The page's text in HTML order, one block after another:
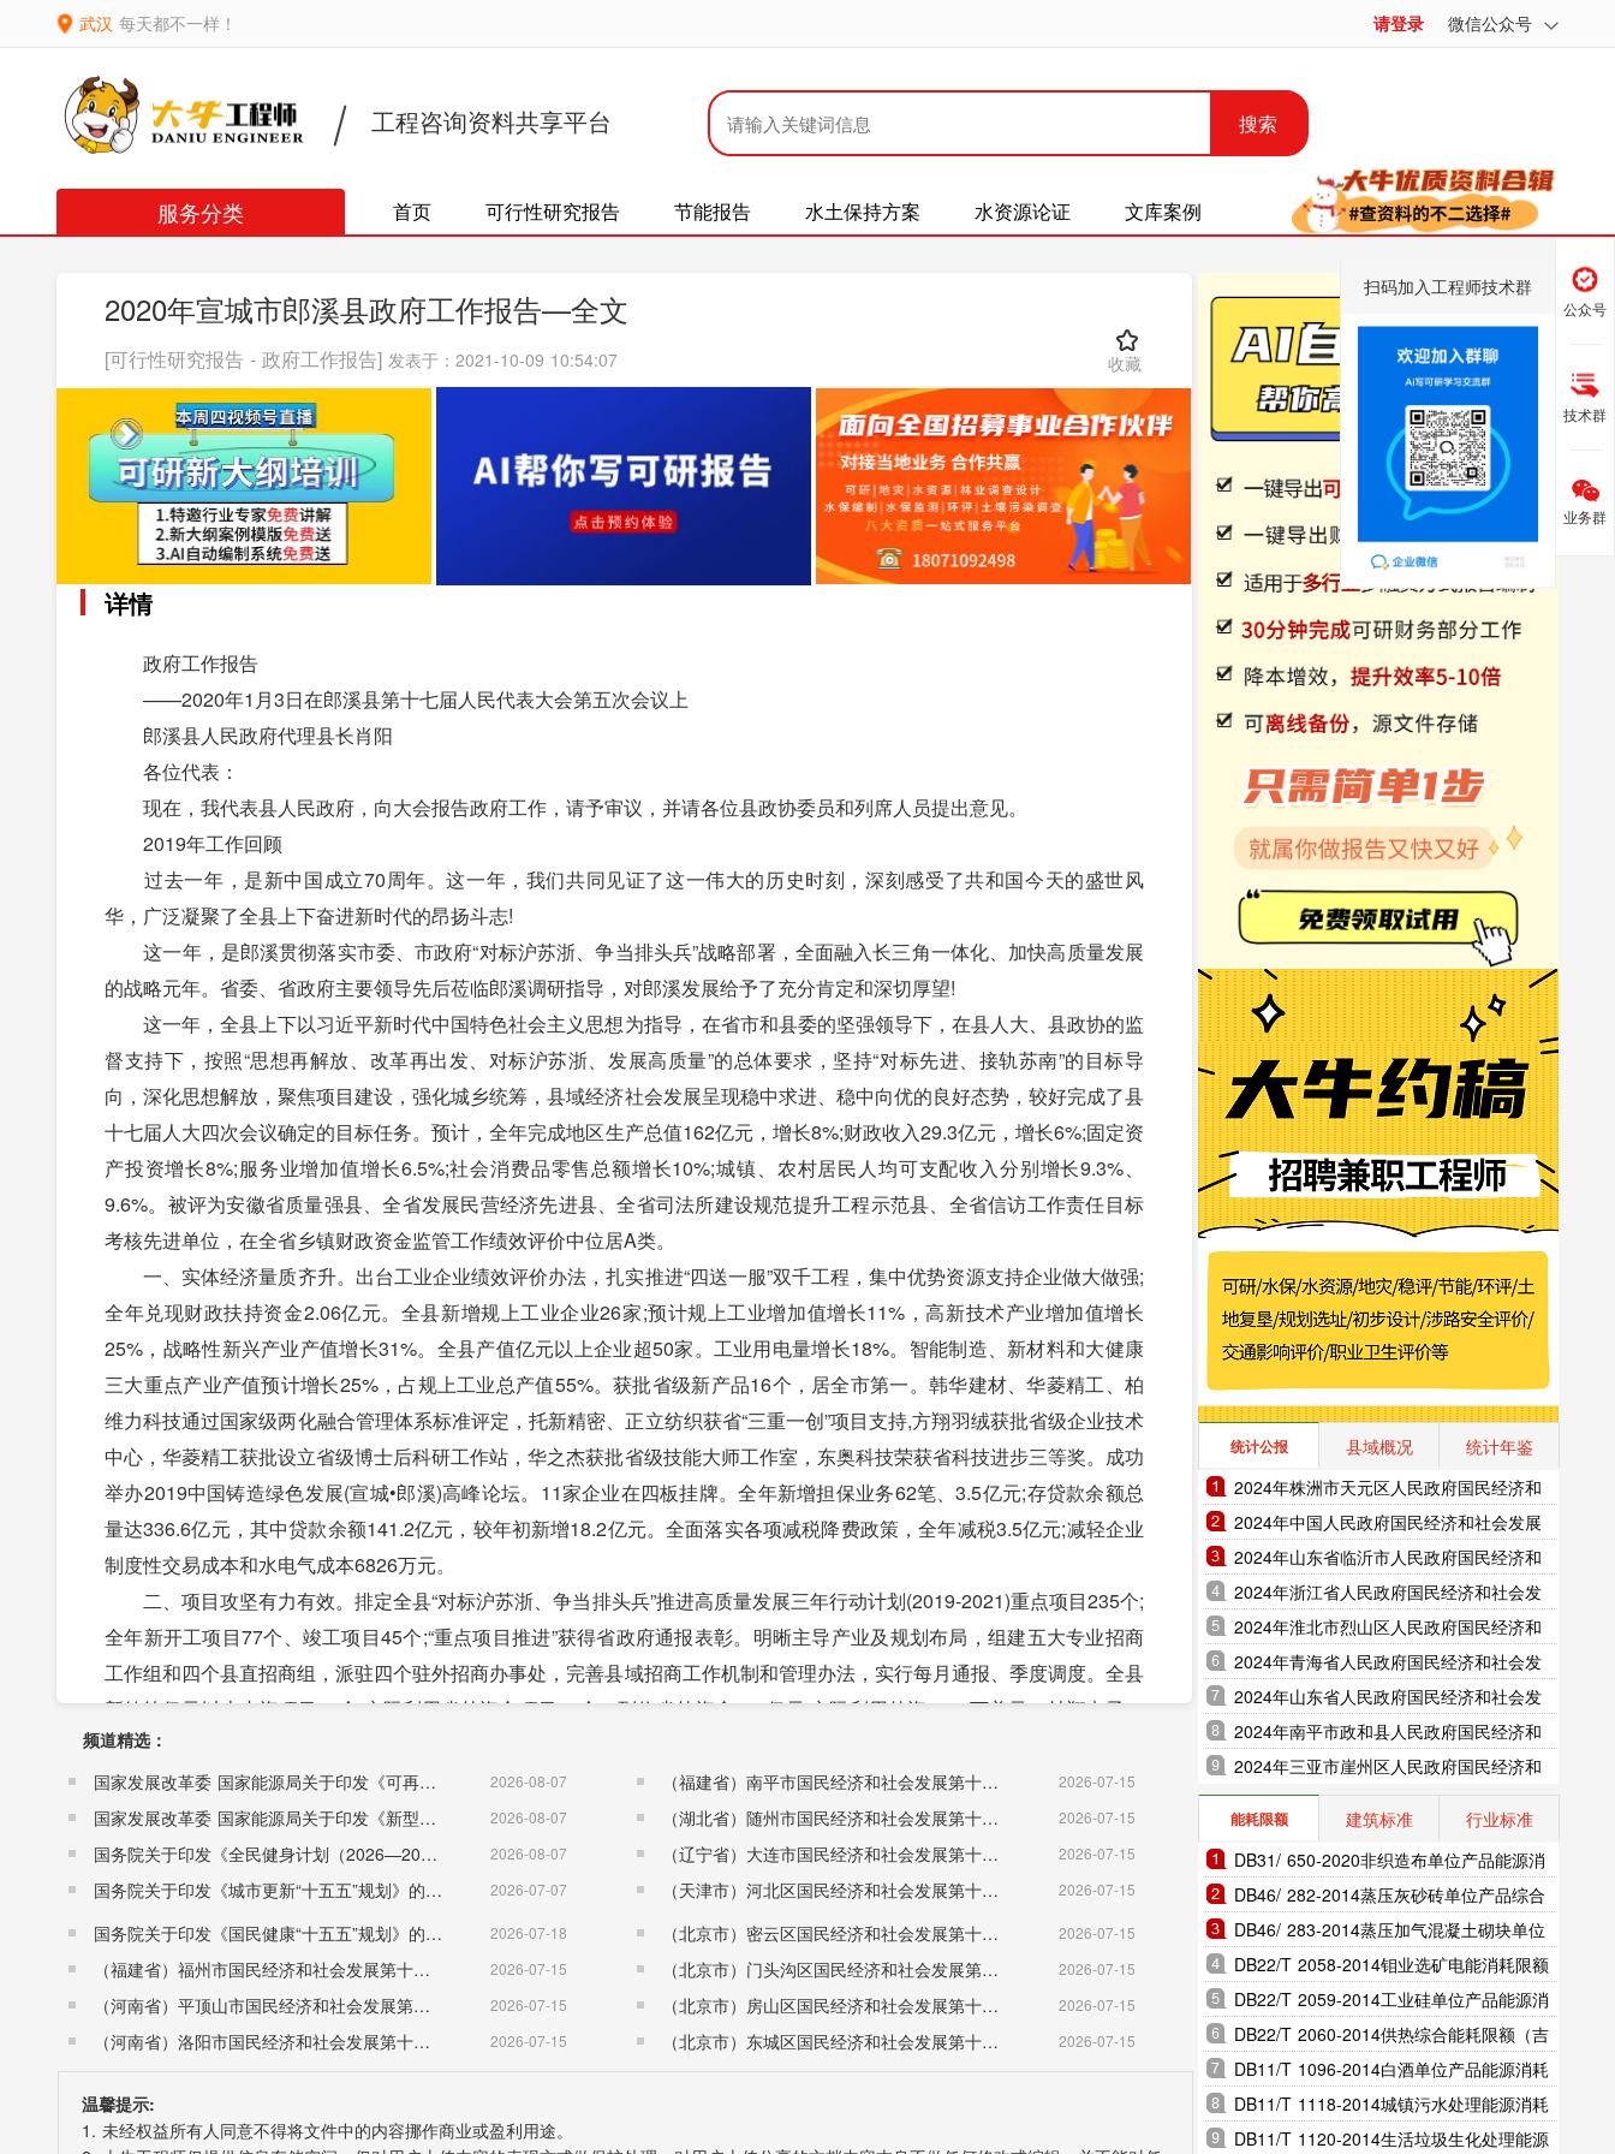
武汉 每天都不一样！ 请登录 微信公众号
工程咨询资料共享平台 搜索
服务分类 首页 可行性研究报告 节能报告 水土保持方案 水资源论证 文库案例
2020年宣城市郎溪县政府工作报告—全文
[可行性研究报告 - 政府工作报告] 发表于：2021-10-09 10:54:07 收藏
详情
政府工作报告
——2020年1月3日在郎溪县第十七届人民代表大会第五次会议上
郎溪县人民政府代理县长肖阳
各位代表：
现在，我代表县人民政府，向大会报告政府工作，请予审议，并请各位县政协委员和列席人员提出意见。
2019年工作回顾
过去一年，是新中国成立70周年。这一年，我们共同见证了这一伟大的历史时刻，深刻感受了共和国今天的盛世风
华，广泛凝聚了全县上下奋进新时代的昂扬斗志!
这一年，是郎溪贯彻落实市委、市政府“对标沪苏浙、争当排头兵”战略部署，全面融入长三角一体化、加快高质量发展
的战略元年。省委、省政府主要领导先后莅临郎溪调研指导，对郎溪发展给予了充分肯定和深切厚望!
这一年，全县上下以习近平新时代中国特色社会主义思想为指导，在省市和县委的坚强领导下，在县人大、县政协的监
督支持下，按照“思想再解放、改革再出发、对标沪苏浙、发展高质量”的总体要求，坚持“对标先进、接轨苏南”的目标导
向，深化思想解放，聚焦项目建设，强化城乡统筹，县域经济社会发展呈现稳中求进、稳中向优的良好态势，较好完成了县
十七届人大四次会议确定的目标任务。预计，全年完成地区生产总值162亿元，增长8%;财政收入29.3亿元，增长6%;固定资
产投资增长8%;服务业增加值增长6.5%;社会消费品零售总额增长10%;城镇、农村居民人均可支配收入分别增长9.3%、
9.6%。被评为安徽省质量强县、全省发展民营经济先进县、全省司法所建设规范提升工程示范县、全省信访工作责任目标
考核先进单位，在全省乡镇财政资金监管工作绩效评价中位居A类。
一、实体经济量质齐升。出台工业企业绩效评价办法，扎实推进“四送一服”双千工程，集中优势资源支持企业做大做强;
全年兑现财政扶持资金2.06亿元。全县新增规上工业企业26家;预计规上工业增加值增长11%，高新技术产业增加值增长
25%，战略性新兴产业产值增长31%。全县产值亿元以上企业超50家。工业用电量增长18%。智能制造、新材料和大健康
三大重点产业产值预计增长25%，占规上工业总产值55%。获批省级新产品16个，居全市第一。韩华建材、华菱精工、柏
维力科技通过国家级两化融合管理体系标准评定，托新精密、正立纺织获省“三重一创”项目支持,方翔羽绒获批省级企业技术
中心，华菱精工获批设立省级博士后科研工作站，华之杰获批省级技能大师工作室，东奥科技荣获省科技进步三等奖。成功
举办2019中国铸造绿色发展(宣城•郎溪)高峰论坛。11家企业在四板挂牌。全年新增担保业务62笔、3.5亿元;存贷款余额总
量达336.6亿元，其中贷款余额141.2亿元，较年初新增18.2亿元。全面落实各项减税降费政策，全年减税3.5亿元;减轻企业
制度性交易成本和水电气成本6826万元。
二、项目攻坚有力有效。排定全县“对标沪苏浙、争当排头兵”推进高质量发展三年行动计划(2019-2021)重点项目235个;
全年新开工项目77个、竣工项目45个;“重点项目推进”获得省政府通报表彰。明晰主导产业及规划布局，组建五大专业招商
工作组和四个县直招商组，派驻四个驻外招商办事处，完善县域招商工作机制和管理办法，实行每月通报、季度调度。全县
新签约亿元以上内资项目97个;实际利用省外资金项目84个，到位省外资金186亿元;实际利用外资9667万美元。帏翔电子、
腾旋科技、吉厚汽车零部件、一品纺织等项目建成投产。华茂机械、博盈机电、立强纺织等项目开工建设。温州置信产业
园、联德精密机械、惠泽新材料等项目签约落户。推进园区体制机制改革，将十字经济开发区整体并入郎溪经济开发区，整
合新发、梅渚工业园区和定埠港码头，构建“一区四园一港”空间格局;并在财政管理、人事薪酬、绩效考核等方面探索改革;
申报国家级经济技术开发区顺利通过省级评审;获批2020年全省园区循环化改造试点。江南大学国家技术转移中心郎溪分中
心挂牌成立。十字园区纺织产业运营织机突破1.1万台。以苏皖合作示范区发展规划获国家发改委批复支持为重要机遇，与
上海光明集团皖南农场合作积极推进。全年争取各类项目资金首次突破10亿元。新增建设用地指标3952亩，完成土地整治
3963亩，验收新增耕地2874亩，盘活闲置低效用地1509亩。
三、城市品质明显提升。完成县城总规和乡镇总规新一轮修改。谋划城东新区建设。郎溪(国际)大酒店、全民健身中
心、惟和二期、静雅新苑二期等重点项目有序推进;投资8.97亿元的“水韵郎川”(郎溪县城区水环境整合治理PPP)工程动工建
设。老城区改造规划审批实施，郎步路、桑园路、滨湖东路及雨污管网配套设施加快建设，水云间、郎川府等开发项目顺利
推进，老城区改造全面展开。县法院审判法庭、县人武部新营区等项目启动建设。悦府农贸市场升级和9个老旧小区改造完
成;城市重点区域夜景亮化工程、郎川大道48米景观带(香格里拉段、北港绿园段)3.6万平方米绿化顺利完工;自来水恒压泵站
频道精选：
国家发展改革委 国家能源局关于印发《可再生能源发展“十五五”规划》的通知 （发改能源〔2026〕1067号）
2026-08-07
国家发展改革委 国家能源局关于印发《新型电力系统建设“十五五”规划》的通知​ （发改能源〔2026〕942号） 2026-08-07
国务院关于印发《全民健身计划（2026—2030年）》的通知 （国发〔2026〕26号） 2026-08-07
国务院关于印发《城市更新“十五五”规划》的通知（国发〔2026〕12号） 2026-07-07
国务院关于印发《国民健康“十五五”规划》的通知 （国发〔2026〕23号） 2026-07-18
（福建省）福州市国民经济和社会发展第十五个五年规划纲要 2026-07-15
（河南省）平顶山市国民经济和社会发展第十五个五年规划纲要 2026-07-15
（河南省）洛阳市国民经济和社会发展第十五个五年规划纲要 2026-07-15
（福建省）南平市国民经济和社会发展第十五个五年规划纲要 2026-07-15
（湖北省）随州市国民经济和社会发展第十五个五年规划纲要 2026-07-15
（辽宁省）大连市国民经济和社会发展第十五个五年规划纲要 2026-07-15
（天津市）河北区国民经济和社会发展第十五个五年规划纲要 2026-07-15
（北京市）密云区国民经济和社会发展第十五个五年规划纲要 2026-07-15
（北京市）门头沟区国民经济和社会发展第十五个五年规划纲要 2026-07-15
（北京市）房山区国民经济和社会发展第十五个五年规划纲要 2026-07-15
（北京市）东城区国民经济和社会发展第十五个五年规划纲要 2026-07-15
温馨提示:
1. 未经权益所有人同意不得将文件中的内容挪作商业或盈利用途。
统计公报 县域概况
统计年鉴
2024年株洲市天元区人民政府国民经济和
社会发展统计公报（2025年更新）
2024年中国人民政府国民经济和社会发展
统计公报（2025年更新）
2024年山东省临沂市人民政府国民经济和
社会发展统计公报（2025年更新）
2024年浙江省人民政府国民经济和社会发
展统计公报（2025年更新）
2024年淮北市烈山区人民政府国民经济和
社会发展统计公报（2025年更新）
2024年青海省人民政府国民经济和社会发
展统计公报（2025年更新）
2024年山东省人民政府国民经济和社会发
展统计公报（2025年更新）
2024年南平市政和县人民政府国民经济和
社会发展统计公报（2025年更新）
2024年三亚市崖州区人民政府国民经济和
社会发展统计公报（2025年更新）
能耗限额 建筑标准
行业标准
DB31/ 650-2020非织造布单位产品能源消
耗限额（上海市地方标准）
DB46/ 282-2014蒸压灰砂砖单位产品综合
能耗和电耗限额（海南省地方标准）
DB46/ 283-2014蒸压加气混凝土砌块单位
产品综合能耗和电耗限额（海南省地方标
准）
DB22/T 2058-2014钼业选矿电能消耗限额
（吉林省地方标准）
DB22/T 2059-2014工业硅单位产品能源消
耗限额（吉林省地方标准）
DB22/T 2060-2014供热综合能耗限额（吉
林省地方标准）
DB11/T 1096-2014白酒单位产品能源消耗
限额（北京市地方标准）
DB11/T 1118-2014城镇污水处理能源消耗
限额（北京市地方标准）
DB11/T 1120-2014生活垃圾生化处理能源
公众号
技术群
扫码加入工程师技术群
业务群